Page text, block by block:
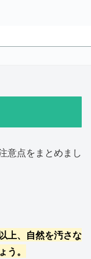
意点をまとめまし
上、自然を汚さな
。